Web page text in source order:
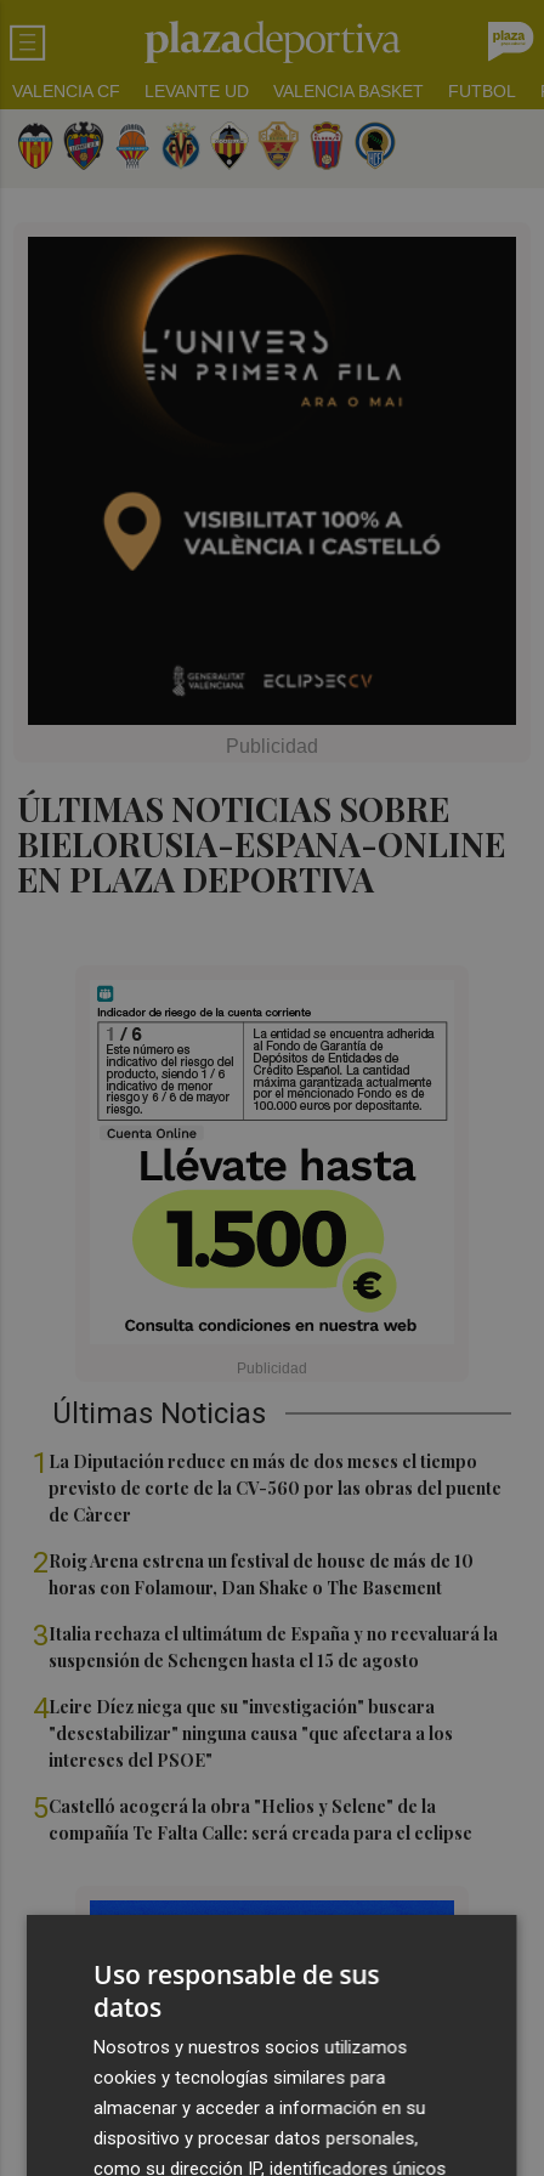
VALENCIA CF LEVANTE UD VALENCIA BASKET FUTBOL
ÚLTIMAS NOTICIAS SOBRE
BIELORUSIA-ESPANA-ONLINE
EN PLAZA DEPORTIVA
Últimas Noticias
1 La Diputación reduce en más de dos meses el tiempo
previsto de corte de la CV-560 por las obras del puente
de Càrcer
2Roig Arena estrena un festival de house de más de 10
horas con Folamour, Dan Shake o The Basement
3Italia rechaza el ultimátum de España y no reevaluará la
suspensión de Schengen hasta el 15 de agosto
4Leire Díez niega que su "investigación" buscara
"desestabilizar" ninguna causa "que afectara a los
intereses del PSOE"
5Castelló acogerá la obra "Helios y Selene" de la
compañía Te Falta Calle: será creada para el eclipse
Uso responsable de sus
datos
Nosotros y nuestros socios utilizamos
cookies y tecnologías similares para
almacenar y acceder a información en su
dispositivo y procesar datos personales,
como su dirección IP, identificadores únicos